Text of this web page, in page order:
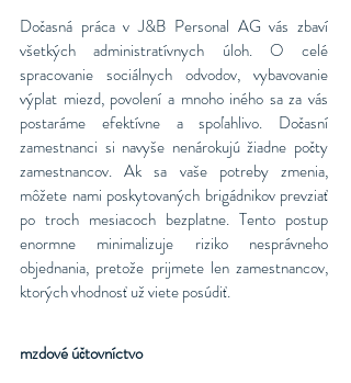
Dočasná práca v J&B Personal AG vás zbaví
všetkých administratívnych úloh. O celé
spracovanie sociálnych odvodov, vybavovanie
výplat miezd, povolení a mnoho iného sa za vás
postaráme efektívne a spoľahlivo. Dočasní
zamestnanci si navyše nenárokujú žiadne počty
zamestnancov. Ak sa vaše potreby zmenia,
môžete nami poskytovaných brigádnikov prevziať
po troch mesiacoch bezplatne. Tento postup
enormne minimalizuje riziko nesprávneho
objednania, pretože prijmete len zamestnancov,
ktorých vhodnosť už viete posúdiť.
mzdové účtovníctvo